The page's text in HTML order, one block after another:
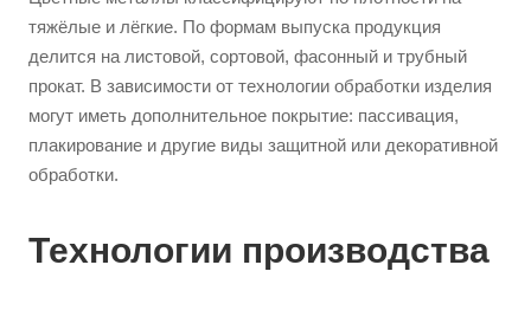
тяжёлые и лёгкие. По формам выпуска продукция
делится на листовой, сортовой, фасонный и трубный
прокат. В зависимости от технологии обработки изделия
могут иметь дополнительное покрытие: пассивация,
плакирование и другие виды защитной или декоративной
обработки.
Технологии производства